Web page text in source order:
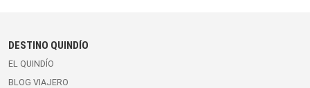
DESTINO QUINDÍO
EL QUINDÍO
BLOG VIAJERO